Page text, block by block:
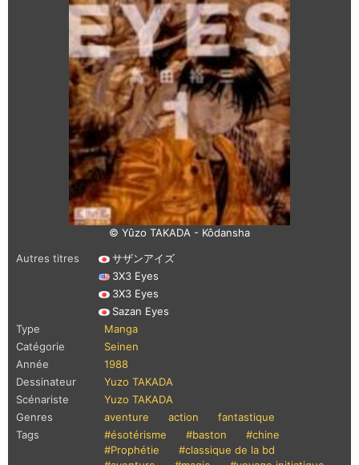
© Yûzo TAKADA - Kôdansha
Autres titres
サザンアイズ
3X3 Eyes
3X3 Eyes
Sazan Eyes
Type
Manga
Catégorie
Seinen
Année
1988
Dessinateur
Yuzo TAKADA
Scénariste
Yuzo TAKADA
Genres
aventure action
fantastique
Tags
#ésotérisme #baston
#chine
#Prophétie
#classique de la bd